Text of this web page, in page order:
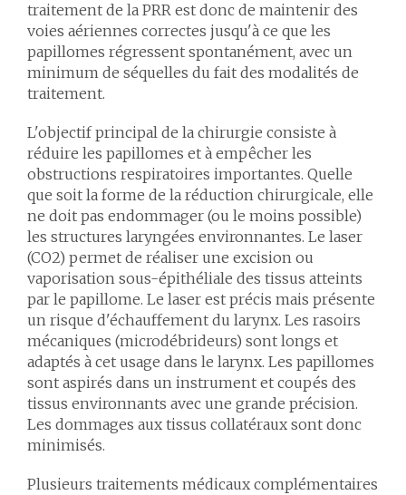
traitement de la PRR est donc de maintenir des
voies aériennes correctes jusqu'à ce que les
papillomes régressent spontanément, avec un
minimum de séquelles du fait des modalités de
traitement.
L'objectif principal de la chirurgie consiste à
réduire les papillomes et à empêcher les
obstructions respiratoires importantes. Quelle
que soit la forme de la réduction chirurgicale, elle
ne doit pas endommager (ou le moins possible)
les structures laryngées environnantes. Le laser
(CO2) permet de réaliser une excision ou
vaporisation sous-épithéliale des tissus atteints
par le papillome. Le laser est précis mais présente
un risque d'échauffement du larynx. Les rasoirs
mécaniques (microdébrideurs) sont longs et
adaptés à cet usage dans le larynx. Les papillomes
sont aspirés dans un instrument et coupés des
tissus environnants avec une grande précision.
Les dommages aux tissus collatéraux sont donc
minimisés.
Plusieurs traitements médicaux complémentaires